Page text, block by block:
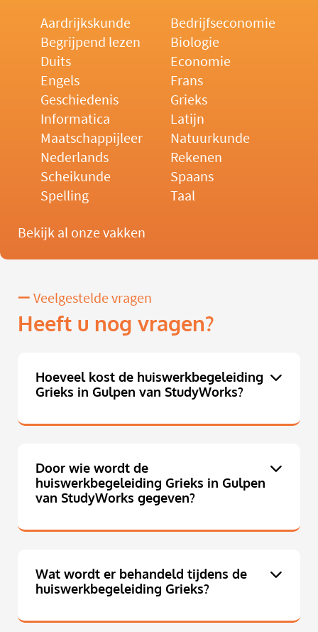
Aardrijkskunde
Bedrijfseconomie
Begrijpend lezen
Biologie
Duits
Economie
Engels
Frans
Geschiedenis
Grieks
Informatica
Latijn
Maatschappijleer
Natuurkunde
Nederlands
Rekenen
Scheikunde
Spaans
Spelling
Taal
Bekijk al onze vakken
Veelgestelde vragen
Heeft u nog vragen?
Hoeveel kost de huiswerkbegeleiding
Grieks in Gulpen van StudyWorks?
Door wie wordt de
huiswerkbegeleiding Grieks in Gulpen
van StudyWorks gegeven?
Wat wordt er behandeld tijdens de
huiswerkbegeleiding Grieks?